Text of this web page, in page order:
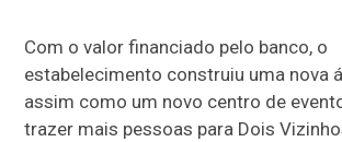
Com o valor financiado pelo banco, o
estabelecimento construiu uma nova
assim como um novo centro de
trazer mais pessoas para Dois